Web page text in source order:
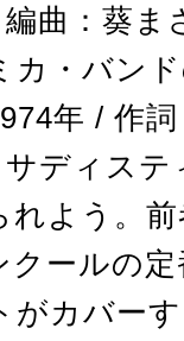
曲：葵ま
カ・バン
年 / 作
ディス
れよう。
ールの
がカバー